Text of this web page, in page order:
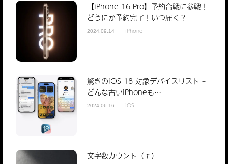
【iPhone 16 Pro】予約合戦に参戦！
どうにか予約完了！いつ届く？
2024.09.14 iPhone
驚きのiOS 18 対象デバイスリスト –
どんな古いiPhoneも…
2024.06.16 iOS
文字数カウント（γ）